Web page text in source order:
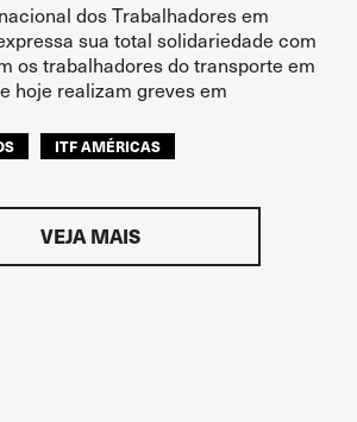
dos Trabalhadores em
sua total solidariedade com
os trabalhadores do transporte em
hoje realizam greves em
ITF AMÉRICAS
VEJA MAIS